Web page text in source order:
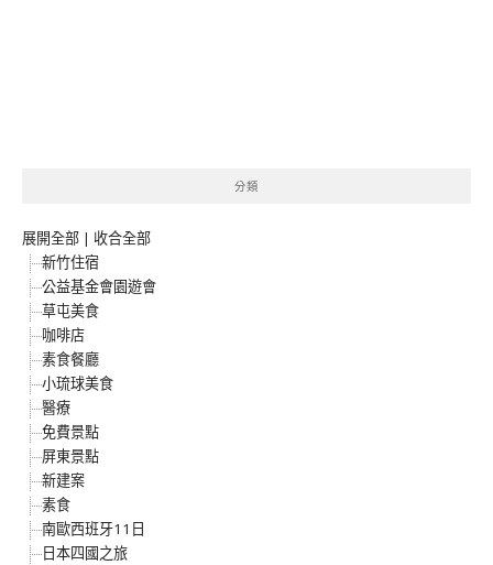
分類
展開全部 | 收合全部
新竹住宿
公益基金會園遊會
草屯美食
咖啡店
素食餐廳
小琉球美食
醫療
免費景點
屏東景點
新建案
素食
南歐西班牙11日
日本四國之旅